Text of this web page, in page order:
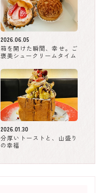
2026.06.05
箱を開けた瞬間、幸せ。ご
褒美シュークリームタイム
2026.01.30
分厚いトーストと、山盛り
の幸福